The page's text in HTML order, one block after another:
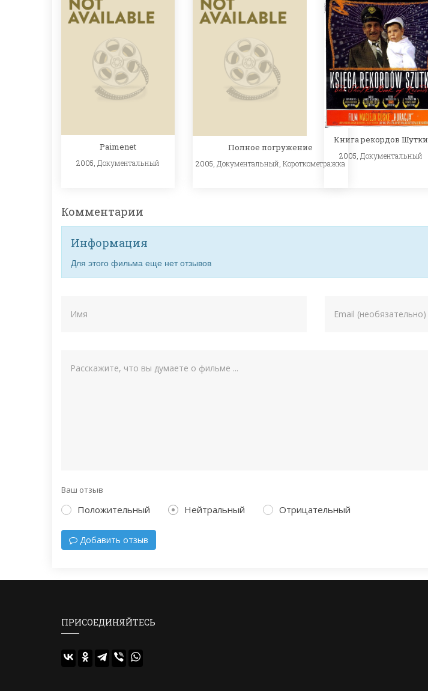
Paimenet
2005, Документальный
Полное погружение
2005, Документальный, Короткометражка
Книга рекордов Шутки
2005, Документальный
Комментарии
Информация
Для этого фильма еще нет отзывов
Ваш отзыв
Положительный Нейтральный Отрицательный
Добавить отзыв
ПРИСОЕДИНЯЙТЕСЬ